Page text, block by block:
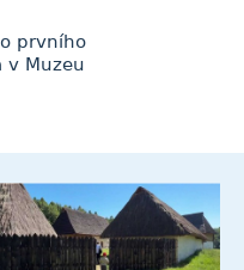
prvního
v Muzeu